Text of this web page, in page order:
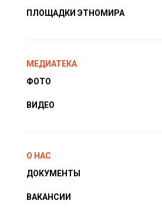
ПЛОЩАДКИ ЭТНОМИРА
МЕДИАТЕКА
ФОТО
ВИДЕО
О НАС
ДОКУМЕНТЫ
ВАКАНСИИ